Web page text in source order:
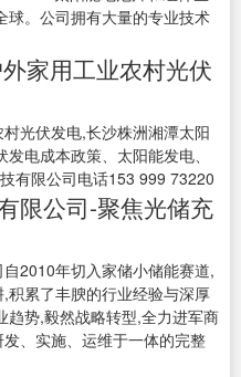
球。公司拥有大量的专业技术
家用工业农村光伏
光伏发电,长沙株洲湘潭太阳
电成本政策、太阳能发电、
有限公司电话153 999 73220
限公司-聚焦光储充
2010年切入家储小储能赛道,
积累了丰腴的行业经验与深厚
趋势,毅然战略转型,全力进军商
、实施、运维于一体的完整